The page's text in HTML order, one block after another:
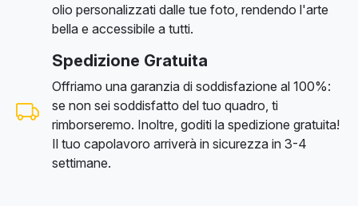
olio personalizzati dalle tue foto, rendendo l'arte
bella e accessibile a tutti.
Spedizione Gratuita
Offriamo una garanzia di soddisfazione al 100%:
se non sei soddisfatto del tuo quadro, ti
rimborseremo. Inoltre, goditi la spedizione gratuita!
Il tuo capolavoro arriverà in sicurezza in 3-4
settimane.